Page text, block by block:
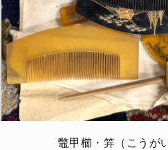
鼈甲櫛・笄（こうが